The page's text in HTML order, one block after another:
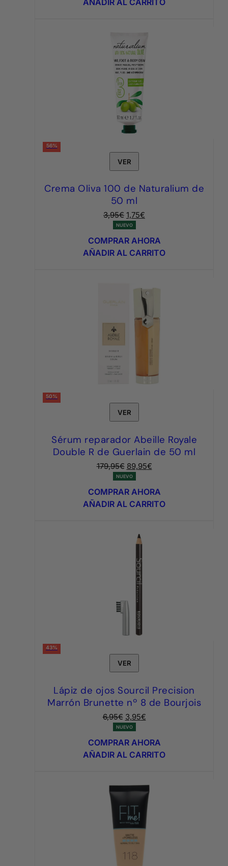
AÑADIR AL CARRITO
56%
VER
Crema Oliva 100 de Naturalium de
50 ml
3,95€ El
precio
original
era:
1,75€
actual
es:
NUEVO
COMPRAR AHORA
AÑADIR AL CARRITO
50%
VER
Sérum reparador Abeille Royale
Double R de Guerlain de 50 ml
179,95€ El
precio
original
era:
179,95€.
89,95€El
actual
es:
89,95€.
NUEVO
COMPRAR AHORA
AÑADIR AL CARRITO
43%
VER
Lápiz de ojos Sourcil Precision
Marrón Brunette nº 8 de Bourjois
6,95€ El
precio
original
era:
6,95€.
3,95€El
actual
es:
3,95€.
NUEVO
COMPRAR AHORA
AÑADIR AL CARRITO